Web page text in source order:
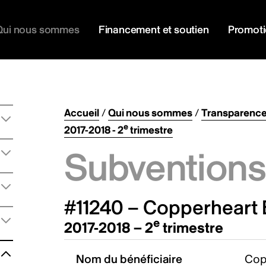
nous sommes Financement et soutien
Accueil/Qui nous sommes/
2017-2018 - 2etrimestre
#11240 –
2017-2018 – 2e trimestre
Nom du bénéficiaire